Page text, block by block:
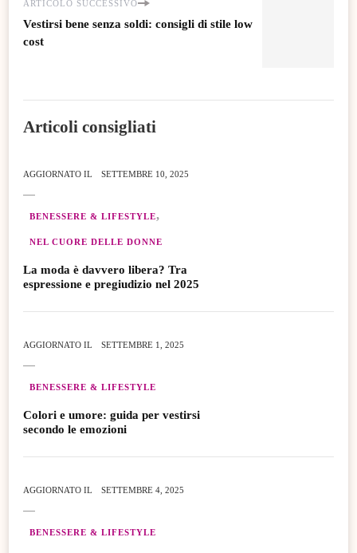
ARTICOLO SUCCESSIVO
Vestirsi bene senza soldi: consigli di stile low
cost
Articoli consigliati
AGGIORNATO IL SETTEMBRE 10, 2025
BENESSERE & LIFESTYLE
NEL CUORE DELLE DONNE
La moda è davvero libera? Tra
espressione e pregiudizio nel 2025
AGGIORNATO IL SETTEMBRE 1, 2025
BENESSERE & LIFESTYLE
Colori e umore: guida per vestirsi
secondo le emozioni
AGGIORNATO IL SETTEMBRE 4, 2025
BENESSERE & LIFESTYLE